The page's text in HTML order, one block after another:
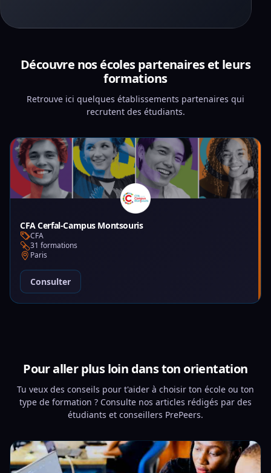
Découvre nos écoles partenaires et leurs
formations
Retrouve ici quelques établissements partenaires qui
recrutent des étudiants.
CFA Cerfal-Campus Montsouris
CFA
31 formations
Paris
Consulter
Pour aller plus loin dans ton orientation
Tu veux des conseils pour t'aider à choisir ton école ou ton
type de formation ? Consulte nos articles rédigés par des
étudiants et conseillers PrePeers.